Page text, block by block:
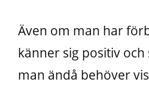
Även om man har
känner sig positiv och
man ändå behöver